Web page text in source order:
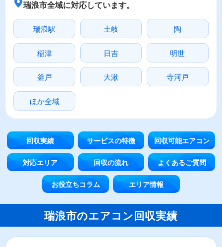
瑞浪市全域に対応しています。
瑞浪駅 土岐 陶
稲津 日吉 明世
釜戸 大湫 寺河戸
ほか全域
回収実績 サービスの特徴 回収可能エアコン
対応エリア 回収の流れ よくあるご質問
お役立ちコラム エリア情報
瑞浪市のエアコン回収実績